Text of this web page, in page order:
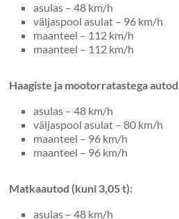
asulas – 48 km/h
väljaspool asulat – 96 km/h
maanteel – 112 km/h
maanteel – 112 km/h
Haagiste ja mootorratastega
asulas – 48 km/h
väljaspool asulat – 80 km/h
maanteel – 96 km/h
maanteel – 96 km/h
Matkaautod (kuni 3,05 t):
asulas – 48 km/h